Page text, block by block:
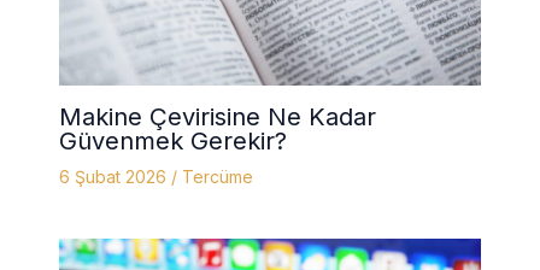
Makine Çevirisine Ne Kadar
Güvenmek Gerekir?
6 Şubat 2026 / Tercüme